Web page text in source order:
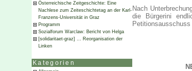
Österreichische Zeitgeschichte: Eine
Nachlese zum Zeiteschichtetag an der Karl-
Franzens-Universität in Graz
Programm
Sozialforum Warclaw: Bericht von Helga
[solidaritaet-graz] … Reorganisation der
Linken
Kategorien
Nach
die Bürgerini